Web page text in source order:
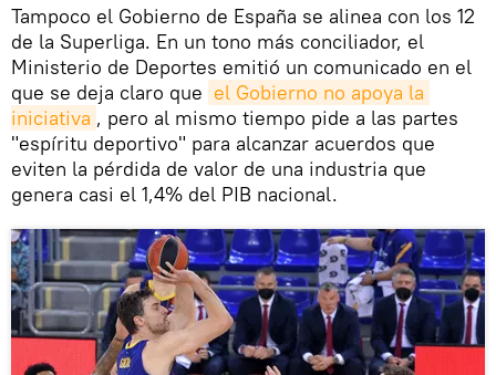
Tampoco el Gobierno de España se alinea con los 12
de la Superliga. En un tono más conciliador, el
Ministerio de Deportes emitió un comunicado en el
que se deja claro que el Gobierno no apoya la
iniciativa , pero al mismo tiempo pide a las partes
"espíritu deportivo" para alcanzar acuerdos que
eviten la pérdida de valor de una industria que
genera casi el 1,4% del PIB nacional.